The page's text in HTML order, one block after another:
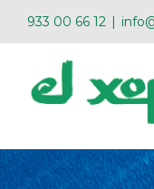
933 00 66 12 |